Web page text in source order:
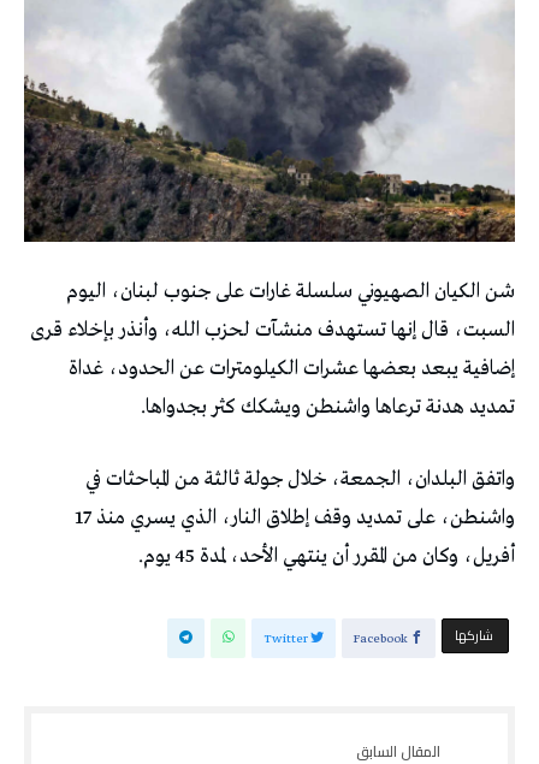
شن الكيان الصهيوني سلسلة غارات على جنوب لبنان، اليوم
السبت، قال إنها تستهدف منشآت لحزب الله، وأنذر بإخلاء قرى
إضافية يبعد بعضها عشرات الكيلومترات عن الحدود، غداة
تمديد هدنة ترعاها واشنطن ويشكك كثر بجدواها.
واتفق البلدان، الجمعة، خلال جولة ثالثة من المباحثات في
واشنطن، على تمديد وقف إطلاق النار، الذي يسري منذ 17
أفريل، وكان من المقرر أن ينتهي الأحد، لمدة 45 يوم.
‫‫ شاركها‬ Facebook
Twitter